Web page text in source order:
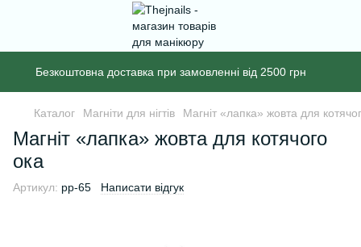
Безкоштовна доставка при замовленні від 2500 грн
Каталог Магніти для нігтів Магніт «лапка» жовта для
Магніт «лапка» жовта для котячого
ока
Артикул: pp-65 Написати відгук